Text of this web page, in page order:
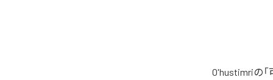
O'hustimriの